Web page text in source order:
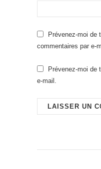
Prévenez-moi de
commentaires par e-
Prévenez-moi de
e-mail.